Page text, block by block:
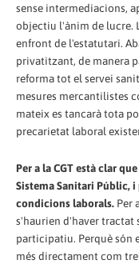
sense intermediacions,
objectiu l'ànim de lucre.
enfront de l'estatutari.
privatitzant, de manera
reforma tot el servei
mesures mercantilistes
mateix es tancarà tota
precarietat laboral
Per a la CGT està clar
Sistema Sanitari Públic,
condicions laborals. Per
s'haurien d'haver tractat
participatiu. Perquè són
més directament com